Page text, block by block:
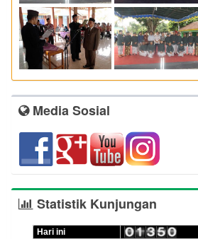
Media Sosial
Statistik Kunjungan
Hari ini